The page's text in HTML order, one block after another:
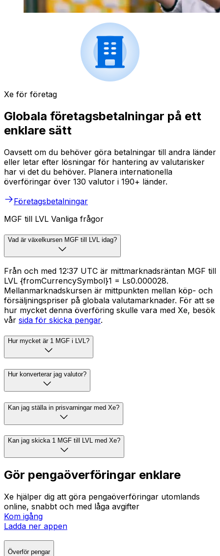
Xe för företag
Globala företagsbetalningar på ett
enklare sätt
Oavsett om du behöver göra betalningar till andra länder
eller letar efter lösningar för hantering av valutarisker
har vi det du behöver. Planera internationella
överföringar över 130 valutor i 190+ länder.
Företagsbetalningar
MGF till LVL Vanliga frågor
Vad är växelkursen MGF till LVL idag?
Från och med 12:37 UTC är mittmarknadsräntan MGF till
LVL {fromCurrencySymbol}1 = Ls0.000028.
Mellanmarknadskursen är mittpunkten mellan köp- och
försäljningspriser på globala valutamarknader. För att se
hur mycket denna överföring skulle vara med Xe, besök
vår sida för skicka pengar.
Hur mycket är 1 MGF i LVL?
Hur konverterar jag valutor?
Kan jag ställa in prisvarningar med Xe?
Kan jag skicka 1 MGF till LVL med Xe?
Gör pengaöverföringar enklare
Xe hjälper dig att göra pengaöverföringar utomlands
online, snabbt och med låga avgifter
Kom igång
Ladda ner appen
Överför pengar